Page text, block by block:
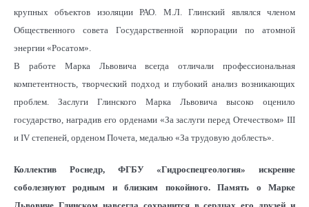
крупных объектов изоляции РАО. М.Л. Глинский являлся членом
Общественного совета Государственной корпорации по атомной
энергии «Росатом».
В работе Марка Львовича всегда отличали профессиональная
компетентность, творческий подход и глубокий анализ возникающих
проблем. Заслуги Глинского Марка Львовича высоко оценило
государство, наградив его орденами «За заслуги перед Отечеством» III
и IV степеней, орденом Почета, медалью «За трудовую доблесть».
Коллектив Роснедр, ФГБУ «Гидроспецгеология» искренне
соболезнуют родным и близким покойного. Память о Марке